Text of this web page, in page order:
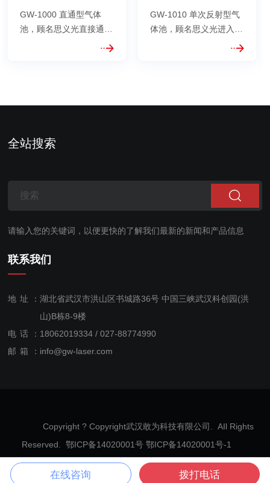
GW-1000 直通型气体
池，顾名思义光直接通过
气体池不经过任何反射以
测传感器。
GW-1010 单次反射型气
体池，顾名思义光进入气
体池后进行一次反射以及
全站搜索
请输入您的关键词，以便更快的了解我们最新的新闻和产品信息
联系我们
地址： 湖北省武汉市洪山区书城路36号 中国三峡武汉科创园(洪
山)B栋8-9楼
电话： 18062019334 / 027-88774990
售后服
邮箱： info@gw-laser.com
Copyright ? Copyright武汉敢为科技有限公司. AIl Rights
Reserved. 鄂ICP备14020001号 鄂ICP备14020001号-1
网站地图
在线咨询 拨打电话